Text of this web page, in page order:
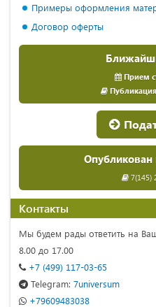
Примеры оформления
Договор оферты
Прием
7(145)
Контакты
Мы будем рады ответить на
8.00 до 17.00
+7 (499) 117-03-65
Telegram: 7universum
+79609483038